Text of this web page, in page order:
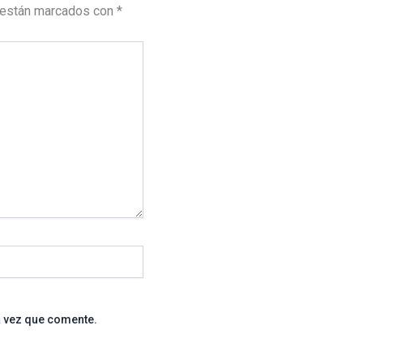
marcados con *
que comente.